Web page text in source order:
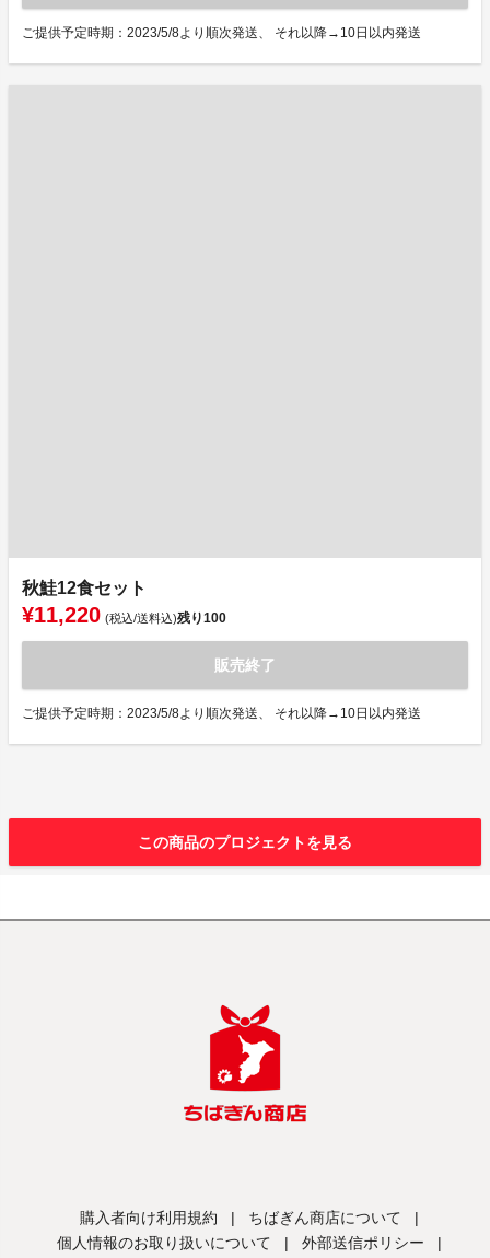
ご提供予定時期：2023/5/8より順次発送、 それ以降→10日以内発送
秋鮭12食セット
¥11,220 (税込/送料込)残り100
販売終了
ご提供予定時期：2023/5/8より順次発送、 それ以降→10日以内発送
この商品のプロジェクトを見る
購入者向け利用規約 | ちばぎん商店について
|
個人情報のお取り扱いについて
| 外部送信ポリシー |